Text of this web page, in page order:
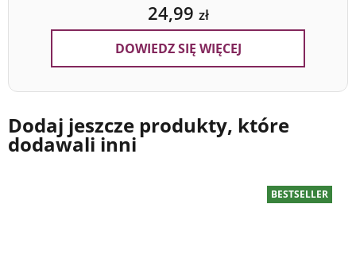
24,99 zł
DOWIEDZ SIĘ WIĘCEJ
Dodaj jeszcze produkty, które
dodawali inni
BESTSELLER